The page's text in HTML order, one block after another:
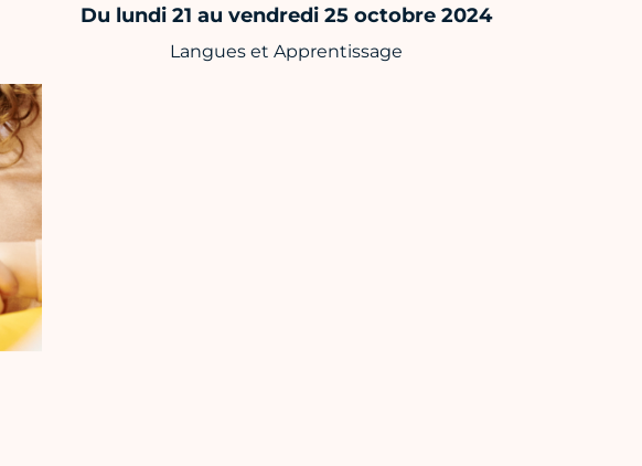
Du lundi 21 au vendredi 25 octobre 2024
Langues et Apprentissage